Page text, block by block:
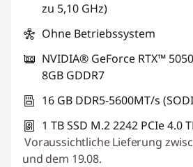
zu 5,10 GHz)
Ohne Betriebssystem
NVIDIA® GeForce RTX™
8GB GDDR7
16 GB DDR5-5600MT/s
1 TB SSD M.2 2242 PCIe 4.0
Voraussichtliche Lieferung
und dem 19.08.